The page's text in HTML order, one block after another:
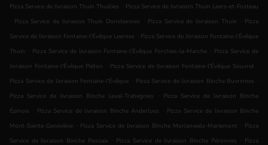
Pizza Service de livraison Thuin Thuillies . Pizza Service de livraison Thuin Leers-et-Fosteau
. Pizza Service de livraison Thuin Donstiennes . Pizza Service de livraison Thuin . Pizza
Service de livraison Fontaine-l'Évêque Leernes . Pizza Service de livraison Fontaine-l'Évêque
Thuin . Pizza Service de livraison Fontaine-l'Évêque Forchies-la-Marche . Pizza Service de
livraison Fontaine-l'Évêque Piéton . Pizza Service de livraison Fontaine-l'Évêque Souvret .
Pizza Service de livraison Fontaine-l'Évêque . Pizza Service de livraison Binche Buvrinnes .
Pizza Service de livraison Binche Leval-Trahegnies
. Pizza Service de livraison Binche
Épinois . Pizza Service de livraison Binche Anderlues . Pizza Service de livraison Binche
Mont-Sainte-Geneviève . Pizza Service de livraison Binche Morlanwelz-Mariemont . Pizza
Service de livraison Binche Ressaix . Pizza Service de livraison Binche Péronnes . Pizza